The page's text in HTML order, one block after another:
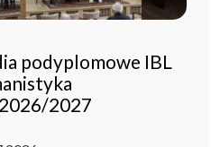
podyplomowe IBL
2027